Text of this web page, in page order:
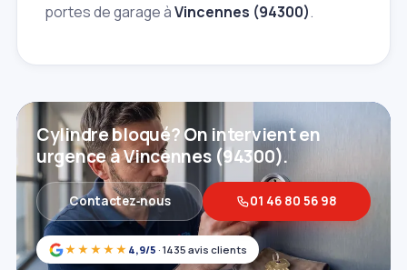
portes de garage àVincennes (94300).
★★★★★ 4,9/5 · 1435 avis clients
Cylindre bloqué? On intervient en
urgence à Vincennes (94300).
Contactez‑nous 01 46 80 56 98